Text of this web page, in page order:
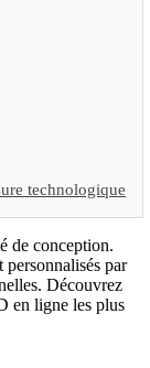
technologique
de conception.
personnalisés par
Découvrez
en ligne les plus